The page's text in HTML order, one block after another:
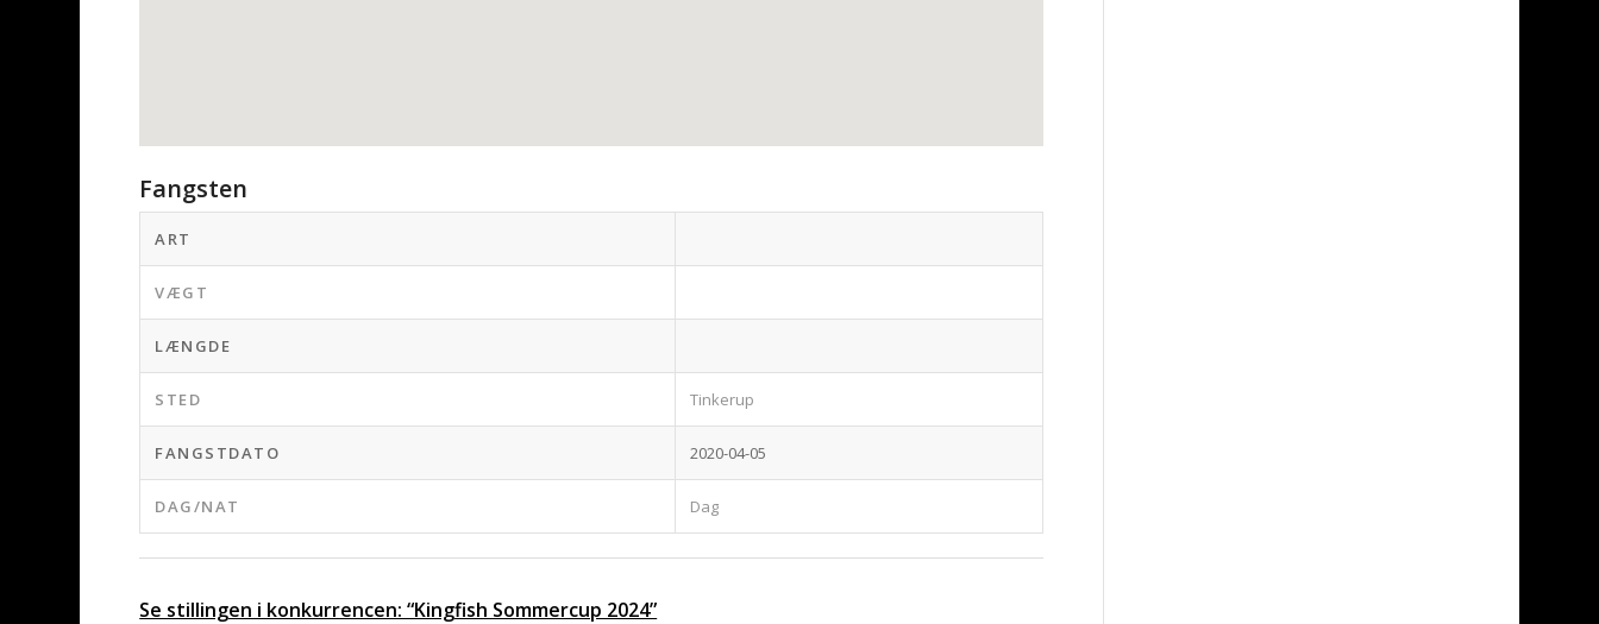
Fangsten
ART
VÆGT
LÆNGDE
STED Tinkerup
FANGSTDATO 2020-04-05
DAG/NAT Dag
Se stillingen i konkurrencen: “Kingfish Sommercup 2024”